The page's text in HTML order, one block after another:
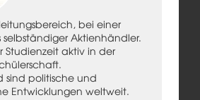
bei einer
selbständiger Aktienhändler.
Studienzeit aktiv in der
sind politische und
Entwicklungen weltweit.